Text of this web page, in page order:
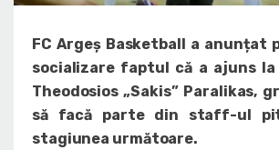
FC Argeș Basketball a anunțat
socializare faptul că a ajuns
Theodosios „Sakis” Paralikas,
să facă parte din staff-ul
stagiunea următoare.